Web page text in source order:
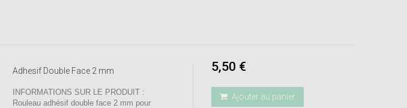
Adhesif Double Face 2 mm
INFORMATIONS SUR LE PRODUIT :
Rouleau adhésif double face 2 mm pour
5,50 €
Ajouter au panier